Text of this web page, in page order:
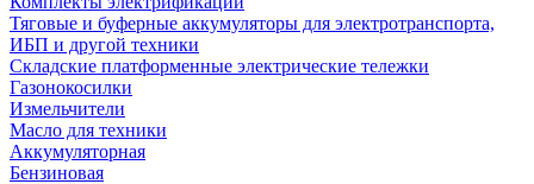
Тяговые и буферные аккумуляторы для электротранспорта,
ИБП и другой техники
Складские платформенные электрические тележки
Газонокосилки
Измельчители
Масло для техники
Аккумуляторная
Бензиновая